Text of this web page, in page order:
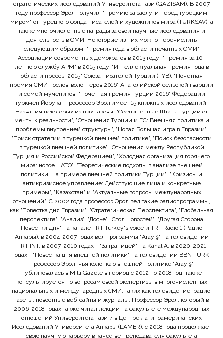
стратегических исследований Университета Гази (GAZISAM). В 2007
году профессор Эрол получил "Премию за заслуги перед турецким
миром" от Турецкого фонда писателей и художников мира (TÜRKSAV), а
также многочисленные награды за свои научные исследования и
деятельность в СМИ. Некоторые из них можно перечислить
следующим образом: "Премия года в области печатных СМИ"
Ассоциации современных демократов в 2013 году, "Премия за 10-
летнюю службу APM" в 2015 году, "Интеллектуальная премия года в
области прессы 2015" Союза писателей Турции (TYB), "Почетная
премия СМИ послов-волонтеров 2016" Анатолийской сельской гвардии
и семей мучеников, "Почетная премия Турции 2016" Федерации
туркмен Йорука. Профессор Эрол имеет 15 книжных исследований.
Названия некоторых из них таковы: "Соединенные Штаты Турции от
мечты к реальности", "Отношения Турции и ЕС: Внешняя политика и
проблемы внутренней структуры", "Новая Большая игра в Евразии",
"Поиск стратегии в турецкой внешней политике", "Поиск безопасности
в турецкой внешней политике", "Отношения между Республикой
Турция и Российской Федерацией", "Холодная организация горячего
мира: новое НАТО", "Теоретические подходы в анализе внешней
политики: На примере внешней политики Турции", "Кризисы и
антикризисное управление: Действующие лица и конкретные
примеры", "Казахстан" и "Актуальные вопросы международных
отношений". С 2002 года профессор Эрол вел такие радиопрограммы,
как "Повестка дня Евразии", "Стратегическая Перспектива", "Глобальная
перспектива", "Анализ", "Досье", "Стол Новостей", "Другая Сторона
Повестки Дня" на канале TRT Turkey's voice и TRT Radio 1 (Радио
Анкары), в 2004-2007 годах вел программы "Arayış" на телевидении
TRT INT, в 2007-2010 годах - "За границей" на Kanal A, в 2020-2021
годах - "Повестка дня внешней политики" на телевидении BBN TÜRK.
Профессор Эрол, чья колонка о внешней политике "Arayış"
публиковалась в Milli Gazete в период с 2012 по 2018 год, также
консультируется по вопросам своей экспертизы в многочисленных
национальных и международных СМИ, таких как телевидение, радио,
газеты, новостные веб-сайты и журналы. Профессор Эрол, который в
2006-2018 годах также читал лекции на факультете международных
отношений Университета Гази и в Центре Латиноамериканских
Исследований Университета Анкары (LAMER), с 2018 года продолжает
свою научную карьеру в качестве преподавателя факультета